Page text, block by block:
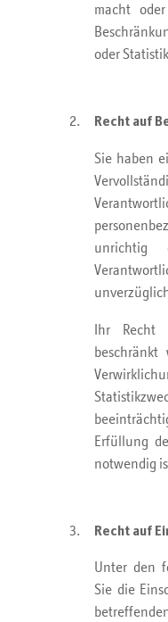
macht
oder
Recht auf
Sie haben
unrichtig
Ihr Recht
Erfüllung
notwendig
Recht auf
Unter den
Sie die